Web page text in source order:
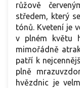
růžově
středem, který
tónů. Kvetení je
v plném květu
mimořádně
patří k
plně
hvězdnic je